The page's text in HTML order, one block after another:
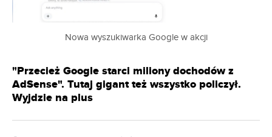
Nowa wyszukiwarka Google w akcji
"Przecież Google starci miliony dochodów z
AdSense". Tutaj gigant też wszystko policzył.
Wyjdzie na plus